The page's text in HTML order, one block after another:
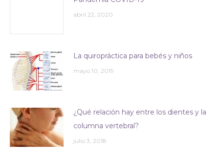
abril 22, 2020
La quiropráctica para bebés y niños
mayo 10, 2019
¿Qué relación hay entre los dientes y la
columna vertebral?
julio 3, 2018